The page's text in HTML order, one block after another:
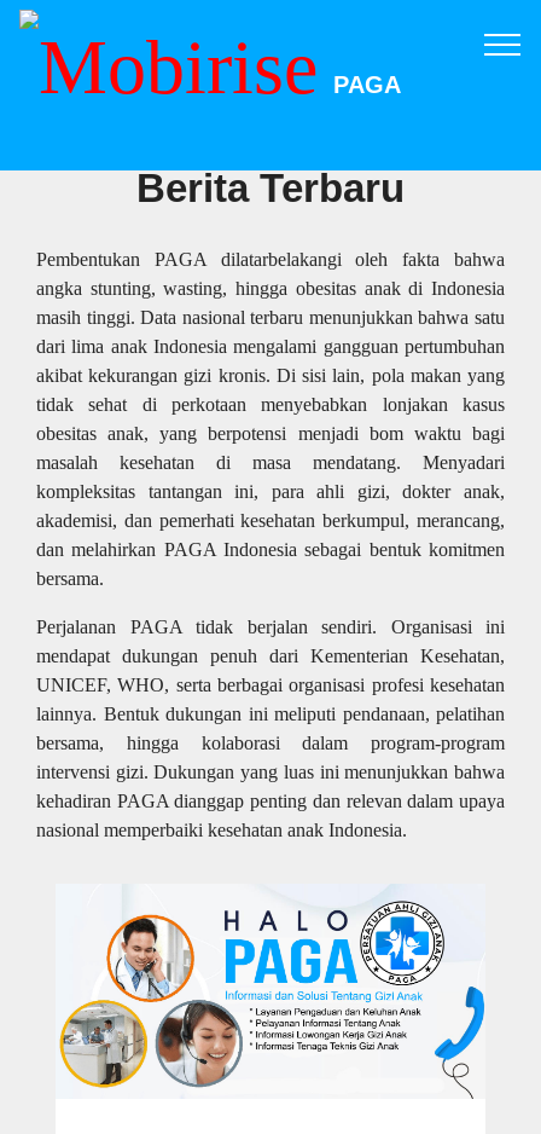
PAGA
Berita Terbaru
Pembentukan PAGA dilatarbelakangi oleh fakta bahwa
angka stunting, wasting, hingga obesitas anak di Indonesia
masih tinggi. Data nasional terbaru menunjukkan bahwa satu
dari lima anak Indonesia mengalami gangguan pertumbuhan
akibat kekurangan gizi kronis. Di sisi lain, pola makan yang
tidak sehat di perkotaan menyebabkan lonjakan kasus
obesitas anak, yang berpotensi menjadi bom waktu bagi
masalah kesehatan di masa mendatang. Menyadari
kompleksitas tantangan ini, para ahli gizi, dokter anak,
akademisi, dan pemerhati kesehatan berkumpul, merancang,
dan melahirkan PAGA Indonesia sebagai bentuk komitmen
bersama.
Perjalanan PAGA tidak berjalan sendiri. Organisasi ini
mendapat dukungan penuh dari Kementerian Kesehatan,
UNICEF, WHO, serta berbagai organisasi profesi kesehatan
lainnya. Bentuk dukungan ini meliputi pendanaan, pelatihan
bersama, hingga kolaborasi dalam program-program
intervensi gizi. Dukungan yang luas ini menunjukkan bahwa
kehadiran PAGA dianggap penting dan relevan dalam upaya
nasional memperbaiki kesehatan anak Indonesia.